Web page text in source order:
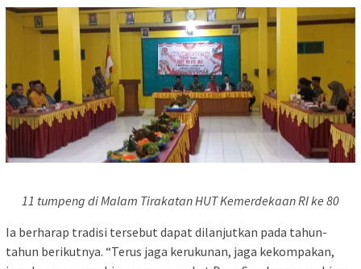
11 tumpeng di Malam Tirakatan HUT Kemerdekaan RI ke 80
Ia berharap tradisi tersebut dapat dilanjutkan pada tahun-
tahun berikutnya. “Terus jaga kerukunan, jaga kekompakan,